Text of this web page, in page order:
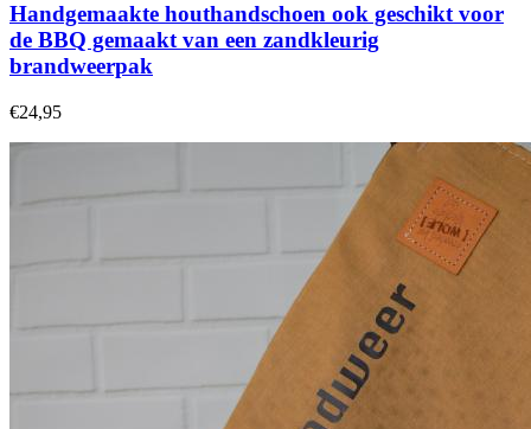
Handgemaakte houthandschoen ook geschikt voor
de BBQ gemaakt van een zandkleurig
brandweerpak
€24,95